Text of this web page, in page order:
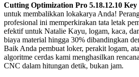
Cutting Optimization Pro 5.18.12.10
untuk membalikkan lokakarya Anda!
profesional ini memperkirakan tata letak
efektif untuk Natalie Kayu, logam, kaca,
biaya material hingga 30% dibandingkan
Baik Anda pembuat loker, perakit logam,
algoritme cerdas kami menghasilkan
CNC dalam hitungan detik, bukan jam.